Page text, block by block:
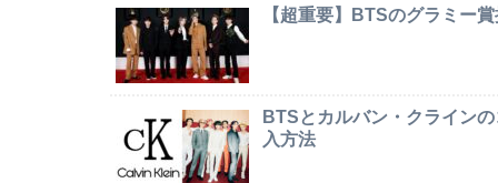
【超重要】BTSのグラミー
BTSとカルバン・クライン
入方法